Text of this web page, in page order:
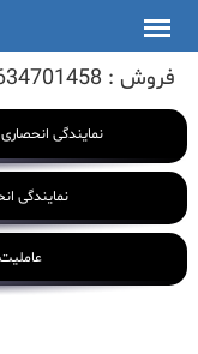
فروش : 02634701458
نمایندگی
نمایندگی